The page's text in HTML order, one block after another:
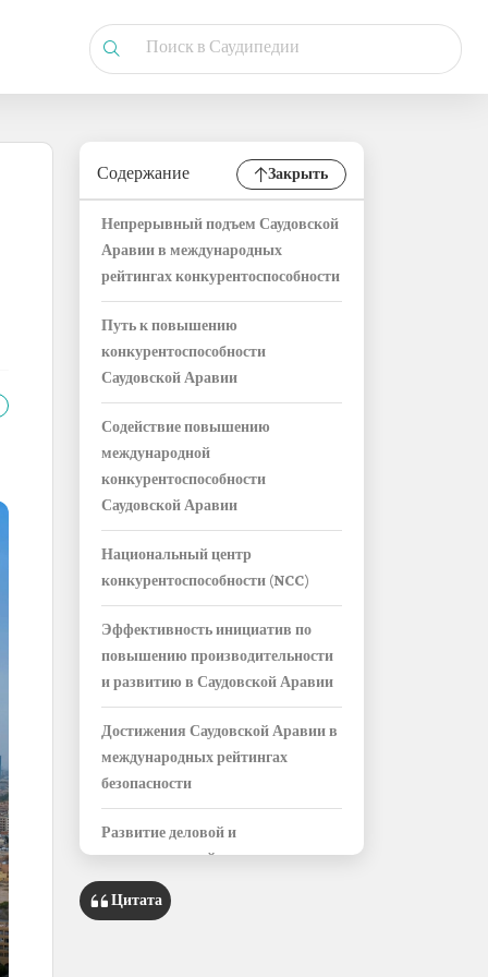
Содержание Закрыть
Непрерывный подъем Саудовской
Аравии в международных
рейтингах конкурентоспособности
Путь к повышению
конкурентоспособности
Саудовской Аравии
Содействие повышению
международной
конкурентоспособности
Саудовской Аравии
Национальный центр
конкурентоспособности (NCC)
Эффективность инициатив по
повышению производительности
и развитию в Саудовской Аравии
Достижения Саудовской Аравии в
международных рейтингах
безопасности
Развитие деловой и
инвестиционной среды в
Саудовской Аравии
Цитата